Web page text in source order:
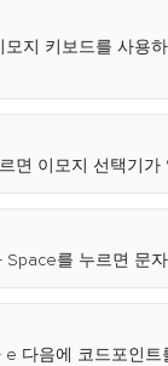
모지 키보드를 사용
면 이모지 선택기가
Space를 누르면 문
e 다음에 코드포인